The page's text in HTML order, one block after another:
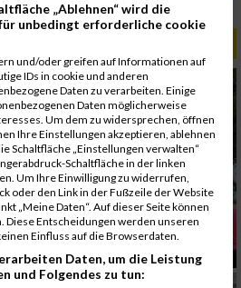
/ 15.07.2026
„Ablehnen“ wird die
unbedingt erforderliche cookie
und/oder greifen auf Informationen auf
IDs in cookie und anderen
Daten zu verarbeiten. Einige
Daten möglicherweise
Um dem zu widersprechen, öffnen
Ihre Einstellungen akzeptieren, ablehnen
Schaltfläche „Einstellungen verwalten“
Schaltfläche in der linken
Um Ihre Einwilligung zu widerrufen,
oder den Link in der Fußzeile der Website
„Meine Daten“. Auf dieser Seite können
Diese Entscheidungen werden unseren
Einfluss auf die Browserdaten.
Daten, um die Leistung
und Folgendes zu tun: